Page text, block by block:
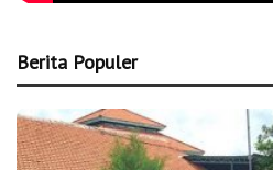
Berita Populer